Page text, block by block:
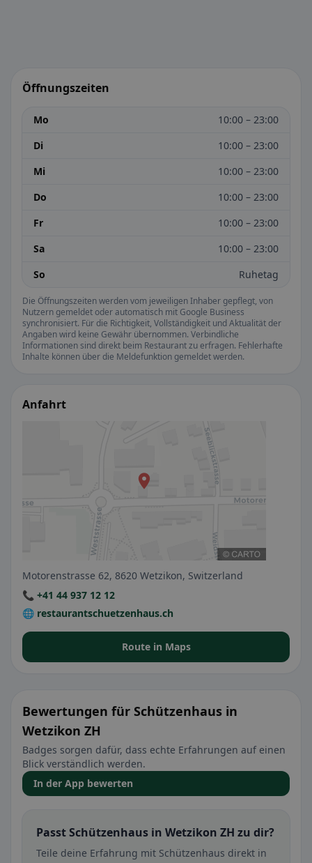
Öffnungszeiten
Mo
10:00 – 23:00
Di
10:00 – 23:00
Mi
10:00 – 23:00
Do
10:00 – 23:00
Fr
10:00 – 23:00
Sa
10:00 – 23:00
So
Ruhetag
Die Öffnungszeiten werden vom jeweiligen Inhaber gepflegt, von
Nutzern gemeldet oder automatisch mit Google Business
synchronisiert. Für die Richtigkeit, Vollständigkeit und Aktualität der
Angaben wird keine Gewähr übernommen. Verbindliche
Informationen sind direkt beim Restaurant zu erfragen. Fehlerhafte
Inhalte können über die Meldefunktion gemeldet werden.
Anfahrt
Motorenstrasse 62, 8620 Wetzikon, Switzerland
📞 +41 44 937 12 12
🌐 restaurantschuetzenhaus.ch
Route in Maps
Bewertungen für Schützenhaus in
Wetzikon ZH
Badges sorgen dafür, dass echte Erfahrungen auf einen
Blick verständlich werden.
In der App bewerten
Passt Schützenhaus in Wetzikon ZH zu dir?
Teile deine Erfahrung mit Schützenhaus direkt in